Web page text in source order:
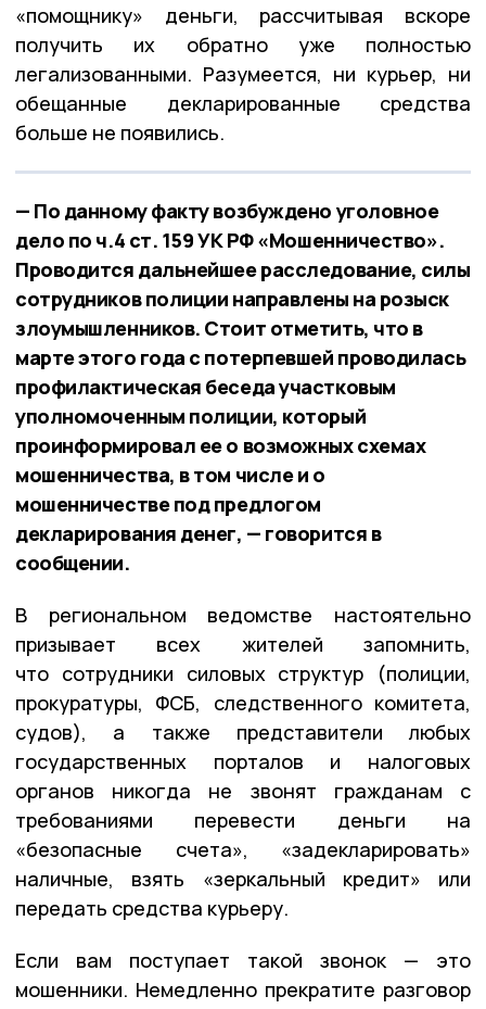
«помощнику» деньги, рассчитывая вскоре
получить их обратно уже полностью
легализованными. Разумеется, ни курьер, ни
обещанные декларированные средства
больше не появились.
— По данному факту возбуждено уголовное
дело по ч.4 ст. 159 УК РФ «Мошенничество».
Проводится дальнейшее расследование, силы
сотрудников полиции направлены на розыск
злоумышленников. Стоит отметить, что в
марте этого года с потерпевшей проводилась
профилактическая беседа участковым
уполномоченным полиции, который
проинформировал ее о возможных схемах
мошенничества, в том числе и о
мошенничестве под предлогом
декларирования денег, — говорится в
сообщении.
В региональном ведомстве настоятельно
призывает всех жителей запомнить,
что сотрудники силовых структур (полиции,
прокуратуры, ФСБ, следственного комитета,
судов), а также представители любых
государственных порталов и налоговых
органов никогда не звонят гражданам с
требованиями перевести деньги на
«безопасные счета», «задекларировать»
наличные, взять «зеркальный кредит» или
передать средства курьеру.
Если вам поступает такой звонок — это
мошенники. Немедленно прекратите разговор